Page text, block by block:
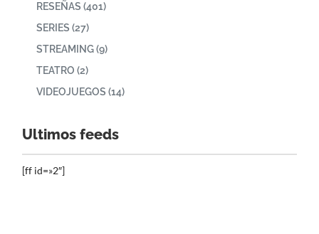
RESEÑAS (401)
SERIES (27)
STREAMING(9)
TEATRO (2)
VIDEOJUEGOS (14)
Ultimos feeds
[ff id=»2″]